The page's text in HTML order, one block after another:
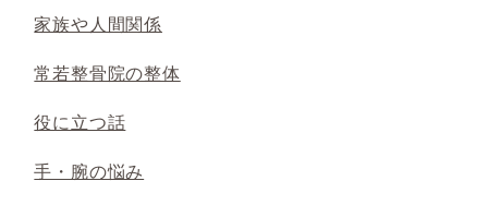
家族や人間関係
常若整骨院の整体
役に立つ話
手・腕の悩み